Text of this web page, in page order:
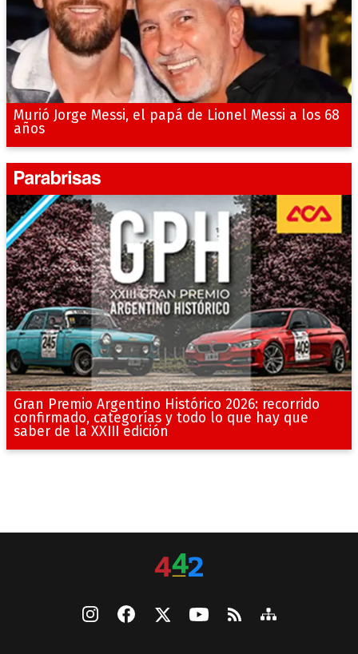
Murió Jorge Messi, el papá de Lionel Messi a los 68
años
Gran Premio Argentino Histórico 2026: recorrido
confirmado, categorías y todo lo que hay que
saber de la XXIII edición